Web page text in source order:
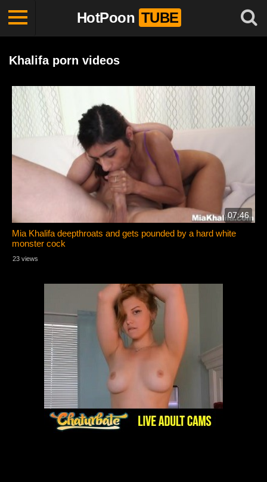
HotPoon TUBE
Khalifa porn videos
07:46
Mia Khalifa deepthroats and gets pounded by a hard white
monster cock
23 views